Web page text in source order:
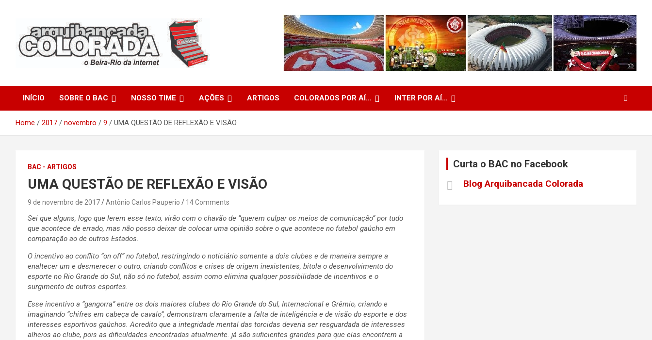
Arquibancada Colorada
INÍCIO SOBRE O BAC NOSSO TIME AÇÕES ARTIGOS COLORADOS POR AÍ… INTER POR AÍ…
Home 2017 novembro 9 UMA QUESTÃO DE REFLEXÃO E VISÃO
BAC - ARTIGOS
UMA QUESTÃO DE REFLEXÃO E VISÃO
9 de novembro de 2017 Antônio Carlos Pauperio 14 Comments
Sei que alguns, logo que lerem esse texto, virão com o chavão de “querem culpar os meios de comunicação” por tudo
que acontece de errado, mas não posso deixar de colocar uma opinião sobre o que acontece no futebol gaúcho em
comparação ao de outros Estados.
O incentivo ao conflito “on off” no futebol, restringindo o noticiário somente a dois clubes e de maneira sempre a
enaltecer um e desmerecer o outro, criando conflitos e crises de origem inexistentes, bitola o desenvolvimento do
esporte no Rio Grande do Sul, não só no futebol, assim como elimina qualquer possibilidade de incentivos e o
surgimento de outros esportes.
Esse incentivo a “gangorra” entre os dois maiores clubes do Rio Grande do Sul, Internacional e Grêmio, criando e
imaginando “chifres em cabeça de cavalo”, demonstram claramente a falta de inteligência e de visão do esporte e dos
interesses esportivos gaúchos. Acredito que a integridade mental das torcidas deveria ser resguardada de interesses
alheios ao clube, pois as dificuldades encontradas atualmente. já são suficientes grandes para que elas encontrem a
Curta o BAC no Facebook
Blog Arquibancada Colorada